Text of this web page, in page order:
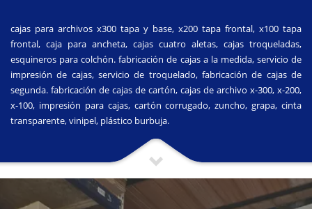
cajas para archivos x300 tapa y base, x200 tapa frontal, x100 tapa
frontal, caja para ancheta, cajas cuatro aletas, cajas troqueladas,
esquineros para colchón. fabricación de cajas a la medida, servicio de
impresión de cajas, servicio de troquelado, fabricación de cajas de
segunda. fabricación de cajas de cartón, cajas de archivo x-300, x-200,
x-100, impresión para cajas, cartón corrugado, zuncho, grapa, cinta
transparente, vinipel, plástico burbuja.